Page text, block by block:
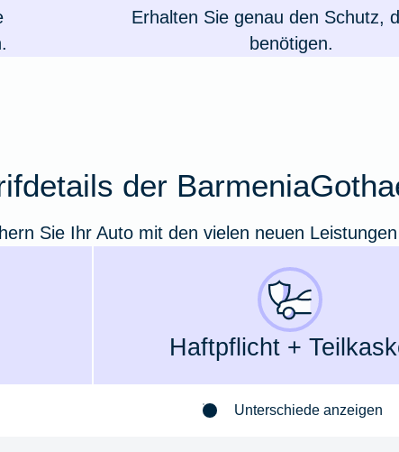
Erhalten Sie genau den Schutz,
benötigen.
der
Sie Ihr Auto mit den vielen neuen
Haft­pflicht +
Unterschiede anzeigen